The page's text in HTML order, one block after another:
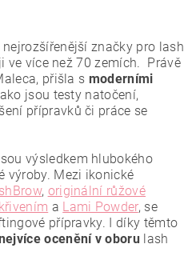
se
značky pro lash
ve více než 70 zemích. Právě
přišla s moderními
jsou testy natočení,
přípravků či práce se
výsledkem hlubokého
výroby. Mezi ikonické
, originální růžové
a Lami Powder, se
přípravky. I díky těmto
ocenění v oboru lash